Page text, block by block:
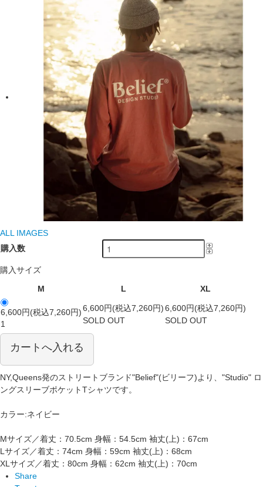
ALL IMAGES
購入数
購入サイズ
M
L XL
6,600円(税込7,260円)
1
6,600円(税込7,260円)
SOLD OUT
6,600円(税込7,260円)
SOLD OUT
カートへ入れる
NY,Queens発のストリートブランド"Belief"(ビリーフ)より、"Studio" ロ
ングスリーブポケットTシャツです。
カラー:ネイビー
Mサイズ／着丈：70.5cm 身幅：54.5cm 袖丈(上)：67cm
Lサイズ／着丈：74cm 身幅：59cm 袖丈(上)：68cm
XLサイズ／着丈：80cm 身幅：62cm 袖丈(上)：70cm
Share